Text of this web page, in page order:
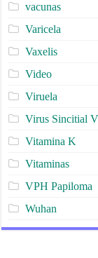
vacunas
Varicela
Vaxelis
Video
Viruela
Virus Sincitial
Vitamina K
Vitaminas
VPH Papiloma
Wuhan